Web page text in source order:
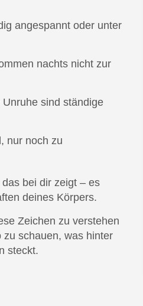
angespannt oder unter
nachts nicht zur
sind ständige
nur noch zu
bei dir zeigt – es
deines Körpers.
Zeichen zu verstehen
zu schauen, was hinter
steckt.